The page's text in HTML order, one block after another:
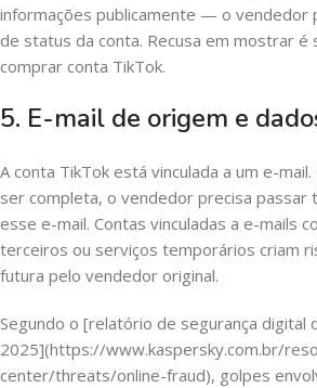
informações publicamente — o vendedor
de status da conta. Recusa em mostrar é
comprar conta TikTok.
5. E-mail de origem e
A conta TikTok está vinculada a um e-
ser completa, o vendedor precisa passar
esse e-mail. Contas vinculadas a e-mails
terceiros ou serviços temporários criam
futura pelo vendedor original.
Segundo o [relatório de segurança digital
2025](https://www.kaspersky.com.br/
center/threats/online-fraud), golpes